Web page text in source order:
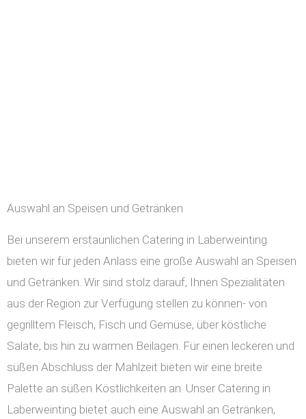
Auswahl an Speisen und Getränken
Bei unserem erstaunlichen Catering in Laberweinting
bieten wir für jeden Anlass eine große Auswahl an Speisen
und Getränken. Wir sind stolz darauf, Ihnen Spezialitäten
aus der Region zur Verfügung stellen zu können- von
gegrilltem Fleisch, Fisch und Gemüse, über köstliche
Salate, bis hin zu warmen Beilagen. Für einen leckeren und
süßen Abschluss der Mahlzeit bieten wir eine breite
Palette an süßen Köstlichkeiten an. Unser Catering in
Laberweinting bietet auch eine Auswahl an Getränken,